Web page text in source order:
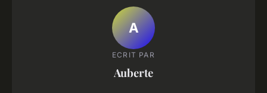
A
ECRIT PAR
Auberte